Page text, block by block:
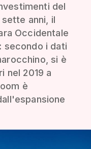
del
anni, il
Occidentale
secondo i dati
si è
nel 2019 a
è